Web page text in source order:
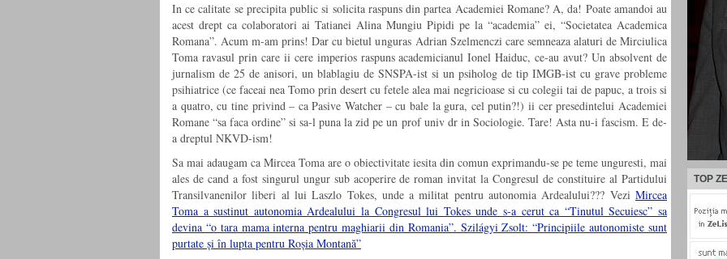
In ce calitate se precipita public si solicita raspuns din partea Academiei Romane? A, da! Poate amandoi au
acest drept ca colaboratori ai Tatianei Alina Mungiu Pipidi pe la “academia” ei, “Societatea Academica
Romana”. Acum m-am prins! Dar cu bietul unguras Adrian Szelmenczi care semneaza alaturi de Mirciulica
Toma ravasul prin care ii cere imperios raspuns academicianul Ionel Haiduc, ce-au avut? Un absolvent de
jurnalism de 25 de anisori, un blablagiu de SNSPA-ist si un psiholog de tip IMGB-ist cu grave probleme
psihiatrice (ce faceai nea Tomo prin desert cu fetele alea mai negricioase si cu colegii tai de papuc, a trois si
a quatro, cu tine privind – ca Pasive Watcher – cu bale la gura, cel putin?!) ii cer presedintelui Academiei
Romane “sa faca ordine” si sa-l puna la zid pe un prof univ dr in Sociologie. Tare! Asta nu-i fascism. E de-
a dreptul NKVD-ism!
Sa mai adaugam ca Mircea Toma are o obiectivitate iesita din comun exprimandu-se pe teme unguresti, mai
ales de cand a fost singurul ungur sub acoperire de roman invitat la Congresul de constituire al Partidului
Transilvanenilor liberi al lui Laszlo Tokes, unde a militat pentru autonomia Ardealului??? Vezi Mircea
Toma a sustinut autonomia Ardealului la Congresul lui Tokes unde s-a cerut ca “Tinutul Secuiesc” sa
devina “o tara mama interna pentru maghiarii din Romania”. Szilágyi Zsolt: “Principiile autonomiste sunt
purtate și în lupta pentru Roșia Montană”
TOP